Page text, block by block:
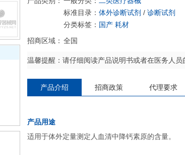
标准目录： 体外诊断试剂 / 诊断试剂
分类标签： 国产 耗材
招商区域： 全国
温馨提醒：请仔细阅读产品说明书或者在医务人
产品介绍 招商政策 代理要求
产品用途
适用于体外定量测定人血清中降钙素原的含量。